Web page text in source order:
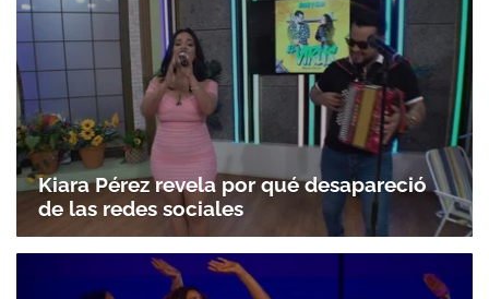
Kiara Pérez revela por qué desapareció
de las redes sociales